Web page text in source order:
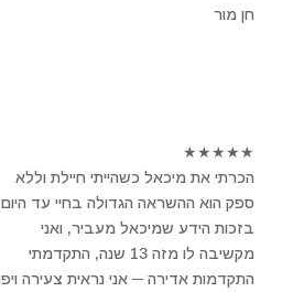
חן מור
★
★
★
★
★
הכרתי את מיכאל כשהייתי חיילת וללא
ספק הוא ההשראה הגדולה בחיי עד
בזכות הידע שמיכאל מעביר, ואני
מקשיבה לו מזה 13 שנה, התקדמתי
התקדמות אדירה ─ אני נראית צעירה